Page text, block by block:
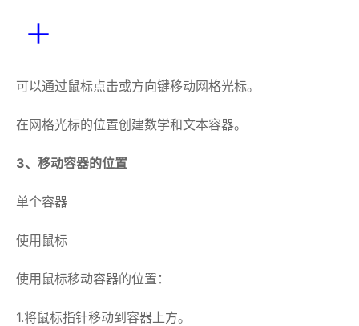
可以通过鼠标点击或方向键移动网格光标。
在网格光标的位置创建数学和文本容器。
3、移动容器的位置
单个容器
使用鼠标
使用鼠标移动容器的位置：
1.将鼠标指针移动到容器上方。